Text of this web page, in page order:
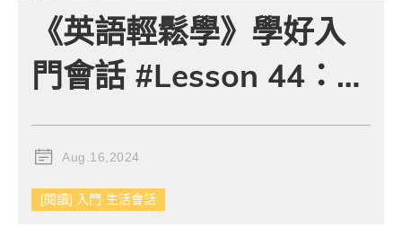
[閱讀] 入門·生活會話
《英語輕鬆學》學好入
門會話 #Lesson 44：
Bless You 保重
Aug.16,2024